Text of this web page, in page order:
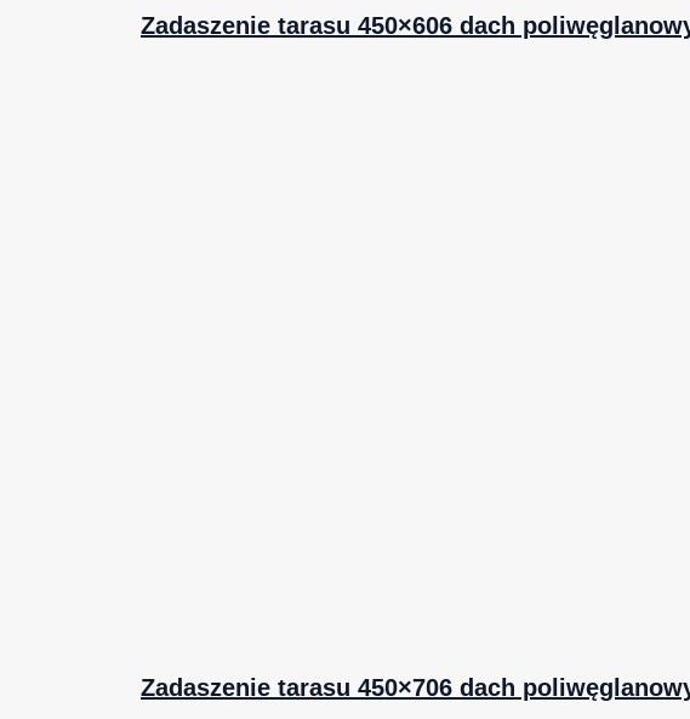
Zadaszenie tarasu 450×606 dach
Zadaszenie tarasu 450×706 dach